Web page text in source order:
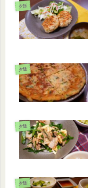
夕飯
夕飯
夕飯
夕飯